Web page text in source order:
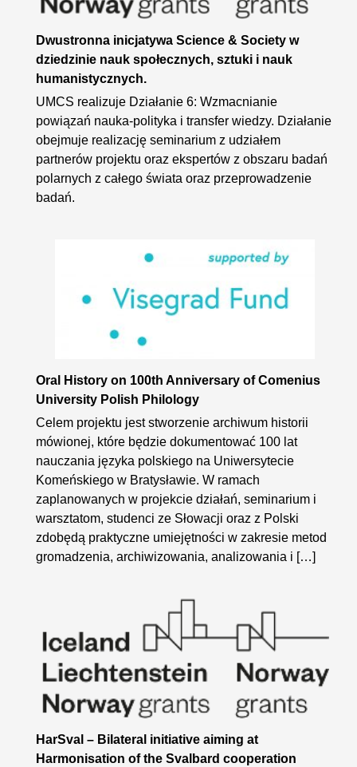
Dwustronna inicjatywa Science & Society w
dziedzinie nauk społecznych, sztuki i nauk
humanistycznych.
UMCS realizuje Działanie 6: Wzmacnianie
powiązań nauka-polityka i transfer wiedzy. Działanie
obejmuje realizację seminarium z udziałem
partnerów projektu oraz ekspertów z obszaru badań
polarnych z całego świata oraz przeprowadzenie
badań.
Oral History on 100th Anniversary of Comenius
University Polish Philology
Celem projektu jest stworzenie archiwum historii
mówionej, które będzie dokumentować 100 lat
nauczania języka polskiego na Uniwersytecie
Komeńskiego w Bratysławie. W ramach
zaplanowanych w projekcie działań, seminarium i
warsztatom, studenci ze Słowacji oraz z Polski
zdobędą praktyczne umiejętności w zakresie metod
gromadzenia, archiwizowania, analizowania i […]
HarSval – Bilateral initiative aiming at
Harmonisation of the Svalbard cooperation